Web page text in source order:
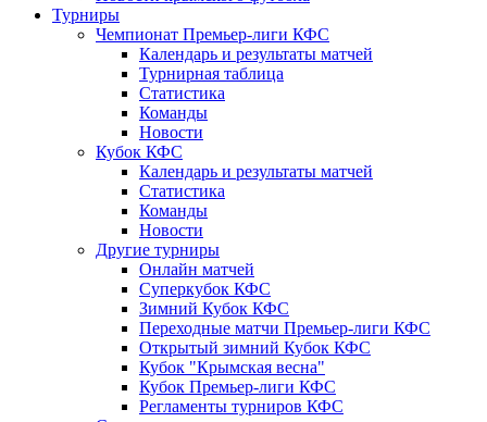
Турниры
Чемпионат Премьер-лиги КФС
Календарь и результаты матчей
Турнирная таблица
Статистика
Команды
Новости
Кубок КФС
Календарь и результаты матчей
Статистика
Команды
Новости
Другие турниры
Онлайн матчей
Суперкубок КФС
Зимний Кубок КФС
Переходные матчи Премьер-лиги КФС
Открытый зимний Кубок КФС
Кубок "Крымская весна"
Кубок Премьер-лиги КФС
Регламенты турниров КФС